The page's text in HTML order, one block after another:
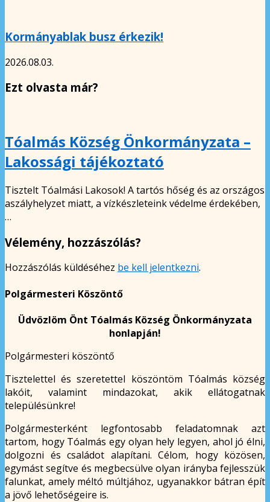
Kormányablak busz érkezik!
2026.08.03.
Ezt olvasta már?
Tóalmás Község Önkormányzata –
Lakossági tájékoztató
Tisztelt Tóalmási Lakosok! A tartós hőség és az országos
aszályhelyzet miatt, a vízkészleteink védelme érdekében,
…
Vélemény, hozzászólás?
Hozzászólás küldéséhez be kell jelentkezni.
Polgármesteri Köszöntő
Üdvözlöm Önt Tóalmás Község Önkormányzata
honlapján!
Polgármesteri köszöntő
Tisztelettel és szeretettel köszöntöm Tóalmás község
lakóit, valamint mindazokat, akik ellátogatnak
településünkre!
Polgármesterként legfontosabb feladatomnak azt
tartom, hogy Tóalmás egy olyan hely legyen, ahol jó élni,
dolgozni és családot alapítani. Célom, hogy közösen,
egymást segítve és megbecsülve olyan irányba fejlesszük
falunkat, amely méltó múltjához, ugyanakkor bátran épít
a jövő lehetőségeire is.